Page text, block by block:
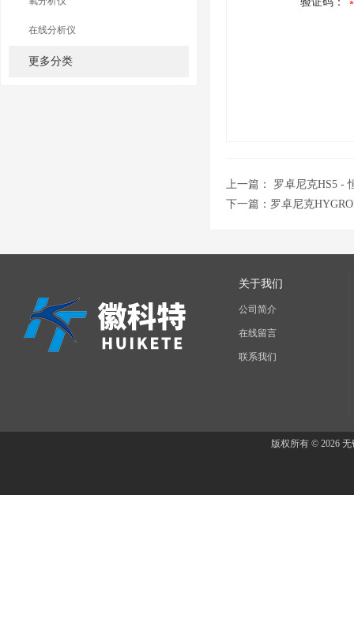
在线分析仪
更多分类
上一篇： 罗卓尼克HS5 -
下一篇： 罗卓尼克
关于我们
公司简介
在线留言
联系我们
版权所有 © 2026